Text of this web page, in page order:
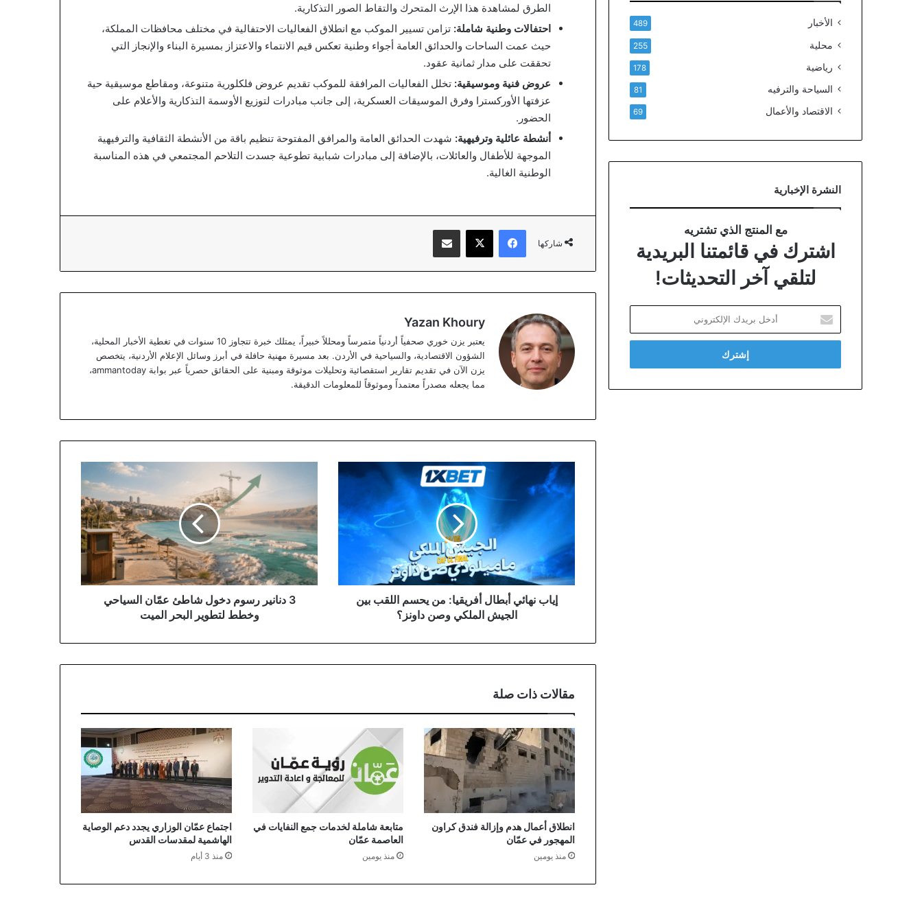
الطرق لمشاهدة هذا الإرث المتحرك والتقاط الصور التذكارية.
احتفالات وطنية شاملة: تزامن تسيير الموكب مع انطلاق الفعاليات الاحتفالية في مختلف محافظات المملكة،
حيث عمت الساحات والحدائق العامة أجواء وطنية تعكس قيم الانتماء والاعتزاز بمسيرة البناء والإنجاز التي
تحققت على مدار ثمانية عقود.
عروض فنية وموسيقية: تخلل الفعاليات المرافقة للموكب تقديم عروض فلكلورية متنوعة، ومقاطع موسيقية حية
عزفتها الأوركسترا وفرق الموسيقات العسكرية، إلى جانب مبادرات لتوزيع الأوسمة التذكارية والأعلام على
الحضور.
أنشطة عائلية وترفيهية: شهدت الحدائق العامة والمرافق المفتوحة تنظيم باقة من الأنشطة الثقافية والترفيهية
الموجهة للأطفال والعائلات، بالإضافة إلى مبادرات شبابية تطوعية جسدت التلاحم المجتمعي في هذه المناسبة
الوطنية الغالية.
شاركها
فيسبوك ‫X مشاركة عبر البريد
Yazan Khoury
يعتبر يزن خوري صحفياً أردنياً متمرساً ومحللاً خبيراً، يمتلك خبرة تتجاوز 10 سنوات في تغطية الأخبار المحلية،
الشؤون الاقتصادية، والسياحية في الأردن. بعد مسيرة مهنية حافلة في أبرز وسائل الإعلام الأردنية، يتخصص
يزن الآن في تقديم تقارير استقصائية وتحليلات موثوقة ومبنية على الحقائق حصرياً عبر بوابة ammantoday،
مما يجعله مصدراً معتمداً وموثوقاً للمعلومات الدقيقة.
إياب
نهائي
أبطال
أفريقيا:
يحسم
اللقب
بين
الجيش
الملكيإياب نهائي أبطال أفريقيا: من يحسم اللقب بين
الجيش الملكي وصن داونز؟
رسوم
دخول
شاطئ
عمّان
السياحي
وخطط
لتطوير
3 دنانير رسوم دخول شاطئ عمّان السياحي
وخطط لتطوير البحر الميت
مقالات ذات صلة
انطلاق أعمال هدم وإزالة فندق كراون
المهجور في عمّان
منذ يومين
متابعة شاملة لخدمات جمع النفايات في
العاصمة عمّان
منذ يومين
اجتماع عمّان الوزاري يجدد دعم الوصاية
الهاشمية لمقدسات القدس
منذ 3 أيام
الأخبار 489
محلية 255
رياضية 178
السياحة والترفيه 81
الاقتصاد والأعمال 69
النشرة الإخبارية
مع المنتج الذي تشتريه
اشترك في قائمتنا البريدية
لتلقي آخر التحديثات!
بريدك
الإلكتروني